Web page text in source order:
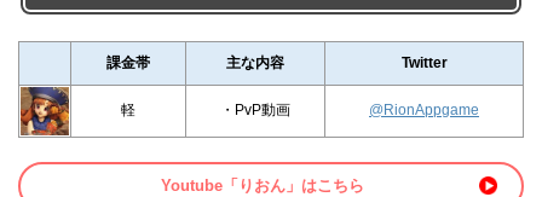
課金帯 主な内容 Twitter
軽 ・PvP動画 @RionAppgame
Youtube「りおん」はこちら